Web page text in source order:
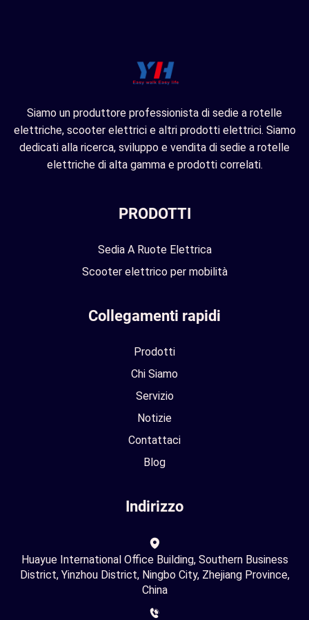
Siamo un produttore professionista di sedie a rotelle
elettriche, scooter elettrici e altri prodotti elettrici. Siamo
dedicati alla ricerca, sviluppo e vendita di sedie a rotelle
elettriche di alta gamma e prodotti correlati.
PRODOTTI
Sedia A Ruote Elettrica
Scooter elettrico per mobilità
Collegamenti rapidi
Prodotti
Chi Siamo
Servizio
Notizie
Contattaci
Blog
Indirizzo
Huayue International Office Building, Southern Business
District, Yinzhou District, Ningbo City, Zhejiang Province,
China